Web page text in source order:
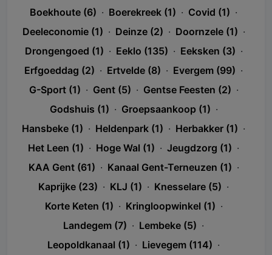
Boekhoute (6) · Boerekreek (1) · Covid (1) ·
Deeleconomie (1) · Deinze (2) · Doornzele (1) ·
Drongengoed (1) · Eeklo (135) · Eeksken (3) ·
Erfgoeddag (2) · Ertvelde (8) · Evergem (99) ·
G-Sport (1) · Gent (5) · Gentse Feesten (2) ·
Godshuis (1) · Groepsaankoop (1) ·
Hansbeke (1) · Heldenpark (1) · Herbakker (1) ·
Het Leen (1) · Hoge Wal (1) · Jeugdzorg (1) ·
KAA Gent (61) · Kanaal Gent-Terneuzen (1) ·
Kaprijke (23) · KLJ (1) · Knesselare (5) ·
Korte Keten (1) · Kringloopwinkel (1) ·
Landegem (7) · Lembeke (5) ·
Leopoldkanaal (1) · Lievegem (114) ·